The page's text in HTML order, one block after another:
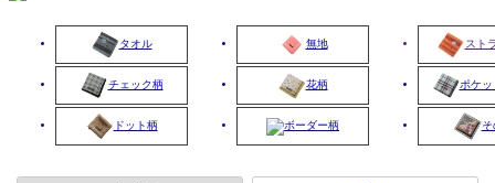
タオル
チェック柄
ドット柄
無地
花柄
ボーダー柄
スト
ポケッ
そ